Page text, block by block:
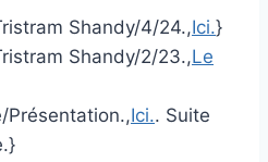
Shandy/4/24.,Ici.}
Shandy/2/23.,Le
Présentation.,Ici.. Suite